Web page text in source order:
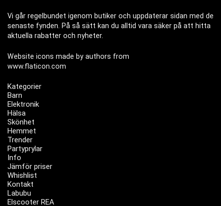
Vi går regelbundet igenom butiker och uppdaterar sidan med de
senaste fynden. På så sätt kan du alltid vara säker på att hitta
aktuella rabatter och nyheter.
Website icons made by authors from
www.flaticon.com
Kategorier
Barn
Elektronik
Hälsa
Skönhet
Hemmet
Trender
Partyprylar
Info
Jämför priser
Whishlist
Kontakt
Labubu
Elscooter REA